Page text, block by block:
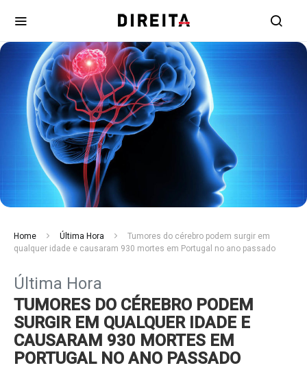
Home Última Hora
Tumores do cérebro podem surgir em
qualquer idade e causaram 930 mortes em Portugal no ano passado
Última Hora
TUMORES DO CÉREBRO PODEM
SURGIR EM QUALQUER IDADE E
CAUSARAM 930 MORTES EM
PORTUGAL NO ANO PASSADO